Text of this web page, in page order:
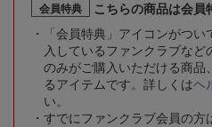
会員特典
こちらの商品は会員
「会員特典」アイコンがつ
入しているファンクラブな
のみがご購入いただける商品
るアイテムです。詳しくはヘ
い。
すでにファンクラブ会員の方